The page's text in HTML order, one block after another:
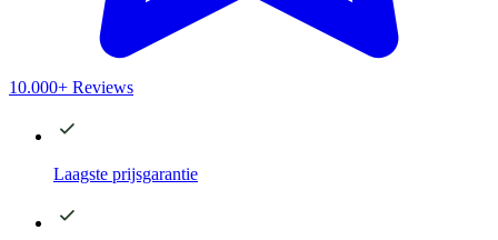
10.000+ Reviews
Laagste prijsgarantie